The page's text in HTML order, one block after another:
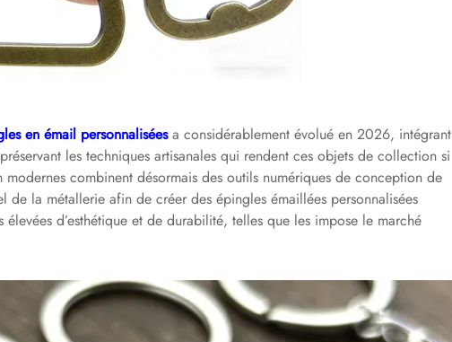
en émail personnaliséesa considérablement évolué en 2026, intégrant
les techniques artisanales qui rendent ces objets de collection si
combinent désormais des outils numériques de conception de
de la métallerie afin de créer des épingles émaillées personnalisées
d’esthétique et de durabilité, telles que les impose le marché